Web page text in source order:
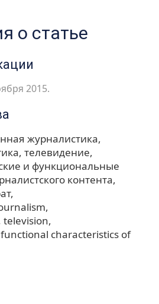
о статье
2015.
журналистика
телевидение
и функциональные
контента
television
characteristics of